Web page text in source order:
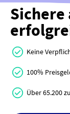
Sichere
Keine
100%
Über 65.200